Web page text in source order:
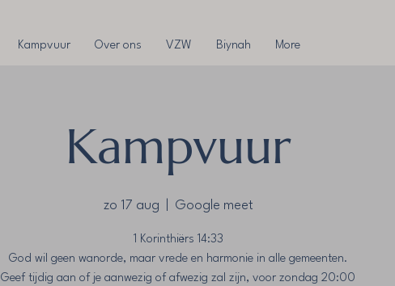
Kampvuur Over ons VZW Biynah More
Kampvuur
zo 17 aug Google meet
1 Korinthiërs‬ ‭14‬:‭33‬
God wil geen wanorde, maar vrede en harmonie in alle gemeenten.
Geef tijdig aan of je aanwezig of afwezig zal zijn, voor zondag 20:00